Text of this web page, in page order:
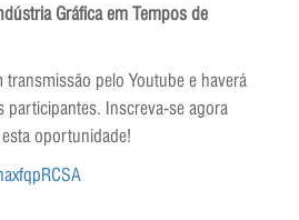
Gráfica em Tempos de
pelo Youtube e haverá
participantes. Inscreva-se agora
oportunidade!